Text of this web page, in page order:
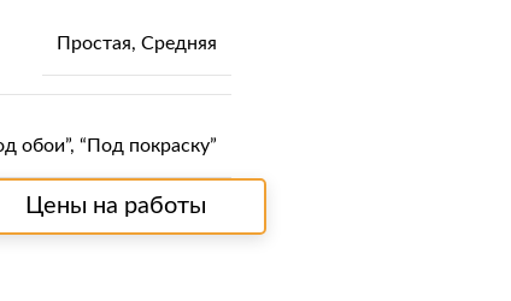
Простая, Средняя
обои”, “Под покраску”
Цены на работы